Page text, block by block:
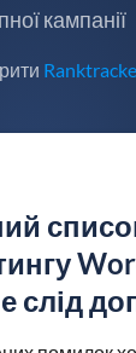
кампанії
слід